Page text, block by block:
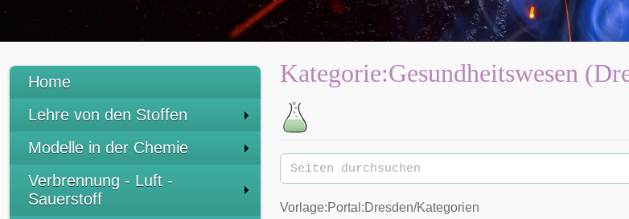
Home
Lehre von den Stoffen
Modelle in der Chemie
Verbrennung - Luft -
Sauerstoff
Kategorie:Gesundheitswesen
Vorlage:Portal:Dresden/Kategorien